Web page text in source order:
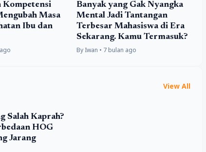
Kompetensi
Masa
Ibu dan
Banyak yang Gak Nyangka
Mental Jadi Tantangan
Terbesar Mahasiswa di Era
Sekarang. Kamu Termasuk?
By Iwan • 7 bulan ago
View All
Salah Kaprah?
HOG
Jarang